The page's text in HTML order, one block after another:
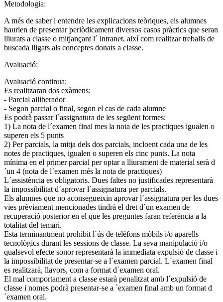
Metodologia:
A més de saber i entendre les explicacions teòriques, els alumnes
haurien de presentar periòdicament diversos casos pràctics que seran
lliurats a classe o mitjançant l´ intranet, així com realitzar treballs de
buscada lligats als conceptes donats a classe.
Avaluació:
Avaluació continua:
Es realitzaran dos exàmens:
- Parcial alliberador
- Segon parcial o final, segon el cas de cada alumne
Es podrà passar l´assignatura de les següent formes:
1) La nota de l´examen final mes la nota de les practiques igualen o
superen els 5 punts
2) Per parcials, la mitja dels dos parcials, incloent cada una de les
notes de practiques, igualen o superen els cinc punts. La nota
mínima en el primer parcial per optar a lliurament de material serà d
´un 4 (nota de l´examen més la nota de practiques)
L´assistència es obligatoris. Dues faltes no justificades representarà
la impossibilitat d´aprovar l´assignatura per parcials.
Els alumnes que no aconsegueixin aprovar l´assignatura per les dues
vies prèviament mencionades tindrà el dret d´un examen de
recuperació posterior en el que les preguntes faran referència a la
totalitat del temari.
Esta terminantment prohibit l´ús de telèfons mòbils i/o aparells
tecnològics durant les sessions de classe. La seva manipulació i/o
qualsevol efecte sonor representarà la immediata expulsió de classe i
la impossibilitat de presentar-se a l´examen parcial. L´examen final
es realitzarà, llavors, com a format d´examen oral.
El mal comportament a classe estarà penalitzat amb l´expulsió de
classe i nomes podrà presentar-se a `examen final amb un format d
´examen oral.